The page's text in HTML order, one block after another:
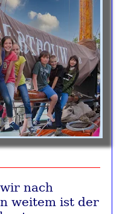
nach
weitem ist der